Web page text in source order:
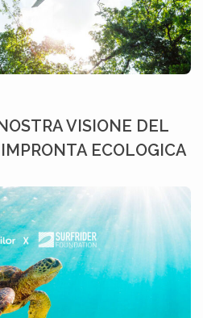
VISIONE DEL
ECOLOGICA